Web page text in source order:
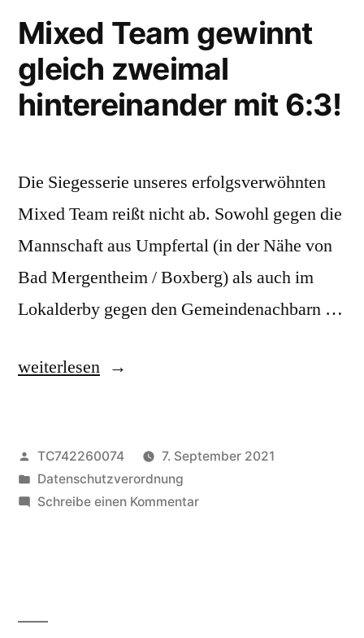
Mixed Team gewinnt
gleich zweimal
hintereinander mit 6:3!
Die Siegesserie unseres erfolgsverwöhnten
Mixed Team reißt nicht ab. Sowohl gegen die
Mannschaft aus Umpfertal (in der Nähe von
Bad Mergentheim / Boxberg) als auch im
Lokalderby gegen den Gemeindenachbarn …
„Mixed
gleich
zweimal
weiterlesen
Veröffentlicht
von
TC742260074
7. September 2021
Veröffentlicht
unter
Datenschutzverordnung
Schreibe einen Kommentarzu